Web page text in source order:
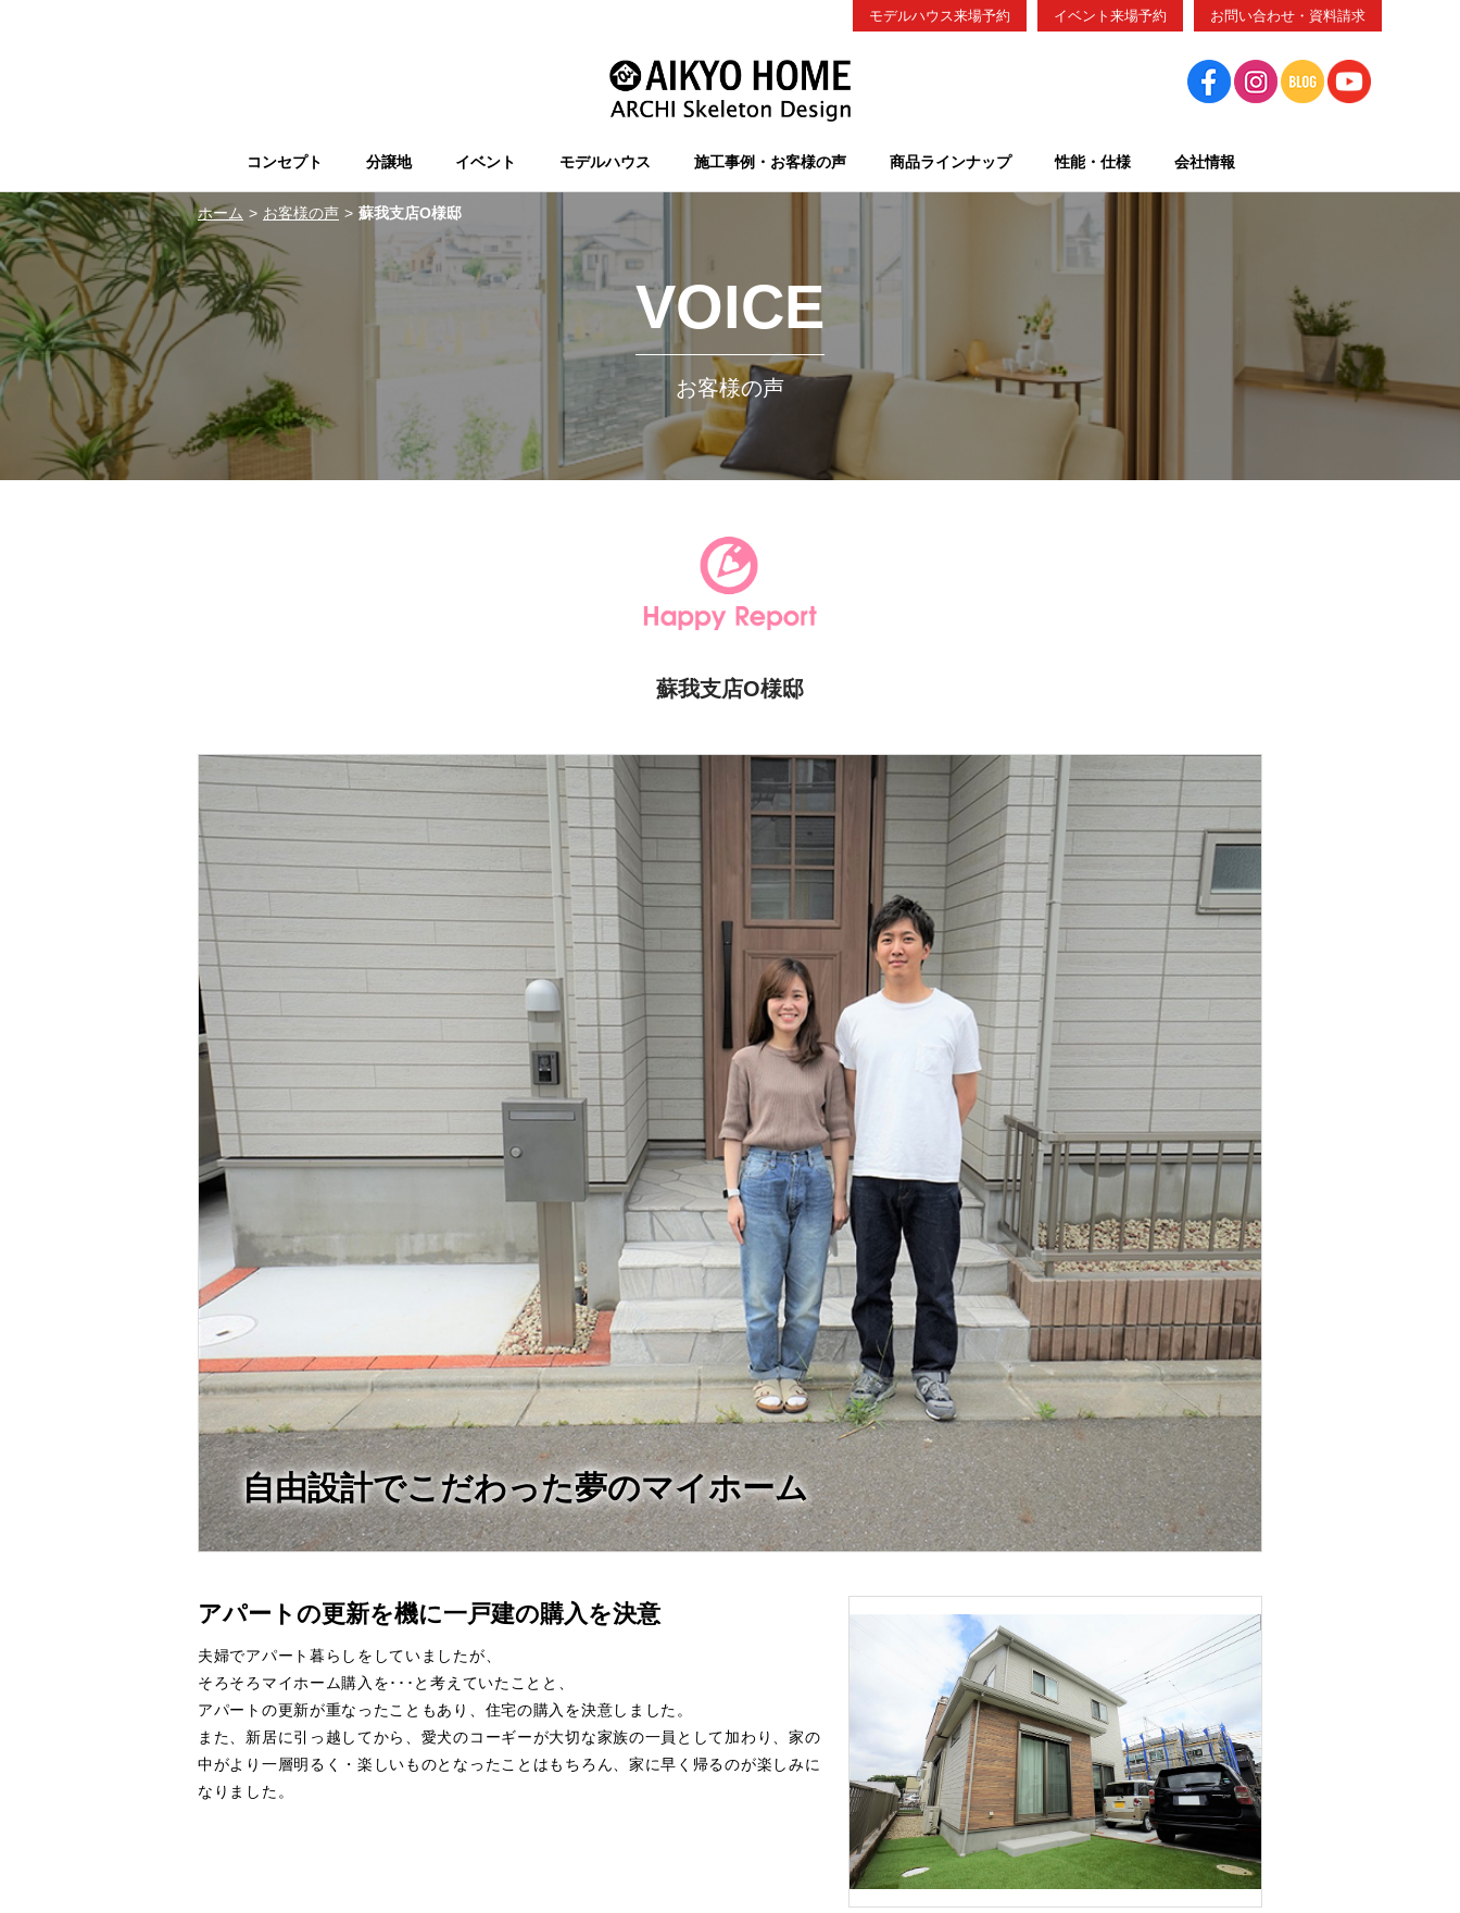
コンセプト 分譲地 イベント モデルハウス 施工事例・お客様の声 商品ラインナップ 性能・仕様 会社情報
モデルハウス来場予約 イベント来場予約 お問い合わせ・資料請求
ホーム お客様の声 蘇我支店O様邸
VOICE
お客様の声
蘇我支店O様邸
自由設計でこだわった夢のマイホーム
アパートの更新を機に一戸建の購入を決意
夫婦でアパート暮らしをしていましたが、
そろそろマイホーム購入を･･･と考えていたことと、
アパートの更新が重なったこともあり、住宅の購入を決意しました。
また、新居に引っ越してから、愛犬のコーギーが大切な家族の一員として加わり、家の
中がより一層明るく・楽しいものとなったことはもちろん、家に早く帰るのが楽しみに
なりました。